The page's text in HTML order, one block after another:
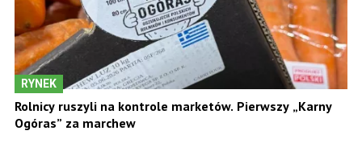
RYNEK
Rolnicy ruszyli na kontrole marketów. Pierwszy „Karny
Ogóras” za marchew